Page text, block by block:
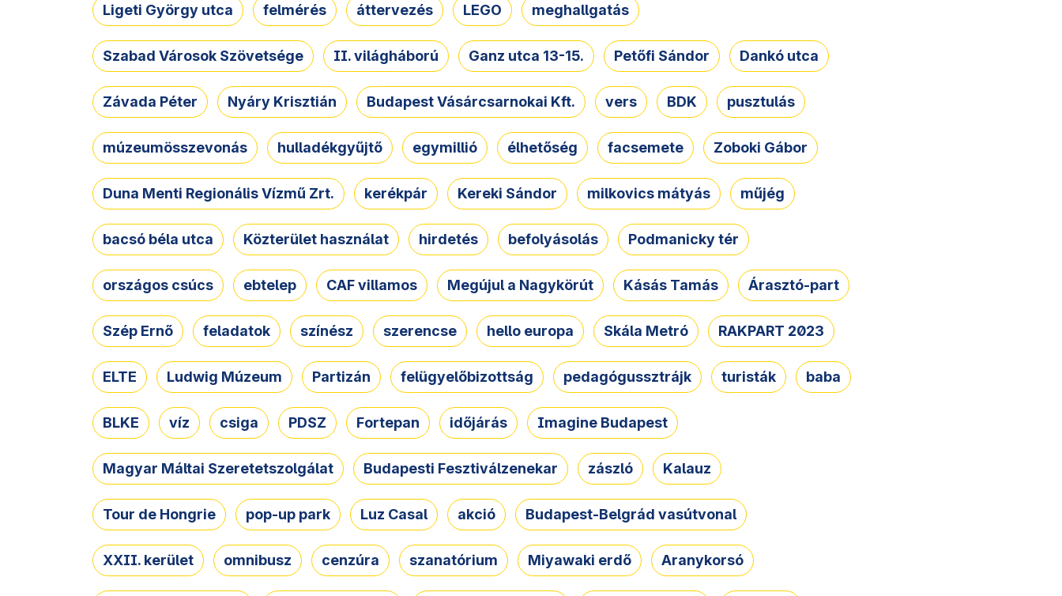
Ligeti György utca felmérés áttervezés LEGO meghallgatás
Szabad Városok Szövetsége II. világháború Ganz utca 13-15. Petőfi Sándor Dankó utca
Závada Péter Nyáry Krisztián Budapest Vásárcsarnokai Kft. vers BDK pusztulás
múzeumösszevonás hulladékgyűjtő egymillió élhetőség facsemete Zoboki Gábor
Duna Menti Regionális Vízmű Zrt. kerékpár Kereki Sándor milkovics mátyás műjég
bacsó béla utca Közterület használat hirdetés befolyásolás Podmanicky tér
országos csúcs ebtelep CAF villamos Megújul a Nagykörút Kásás Tamás Árasztó-part
Szép Ernő feladatok színész szerencse hello europa Skála Metró RAKPART 2023
ELTE Ludwig Múzeum Partizán felügyelőbizottság pedagógussztrájk turisták baba
BLKE víz csiga PDSZ Fortepan időjárás Imagine Budapest
Magyar Máltai Szeretetszolgálat Budapesti Fesztiválzenekar zászló Kalauz
Tour de Hongrie pop-up park Luz Casal akció Budapest-Belgrád vasútvonal
XXII. kerület omnibusz cenzúra szanatórium Miyawaki erdő Aranykorsó